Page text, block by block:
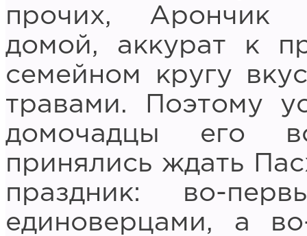
прочих, Арончик
домой, аккурат к
семейном кругу
травами. Поэтому
домочадцы его
принялись ждать
праздник: во-
единоверцами, а